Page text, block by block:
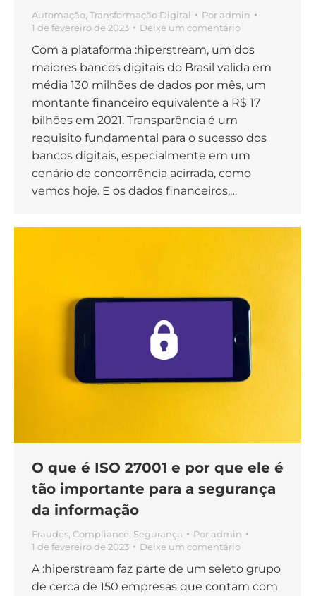
Automação Transformação Digital Por admin
1 de fevereiro de 2023
Deixe um comentário
Com a plataforma :hiperstream, um dos
maiores bancos digitais do Brasil valida em
média 130 milhões de dados por mês, um
montante financeiro equivalente a R$ 17
bilhões em 2021. Transparência é um
requisito fundamental para o sucesso dos
bancos digitais, especialmente em um
cenário de concorrência acirrada, como
vemos hoje. E os dados financeiros,…
O que é ISO 27001 e por que ele é
tão importante para a segurança
da informação
Fraudes Compliance Segurança Por admin
1 de fevereiro de 2023
Deixe um comentário
A :hiperstream faz parte de um seleto grupo
de cerca de 150 empresas que contam com